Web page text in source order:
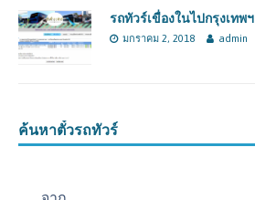
รถทัวร์เขื่องในไปกรุงเทพฯ
มกราคม 2, 2018 admin
ค้นหาตั๋วรถทัวร์